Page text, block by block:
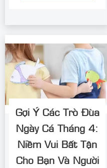
Gợi Ý Các Trò Đùa
Ngày Cá Tháng 4:
Niềm Vui Bất Tận
Cho Bạn Và Người